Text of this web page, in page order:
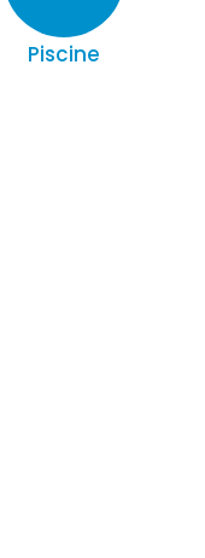
Piscine